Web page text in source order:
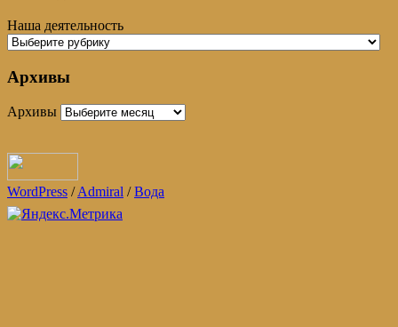
Наша деятельность
Архивы
Архивы
WordPress /Admiral /Вода